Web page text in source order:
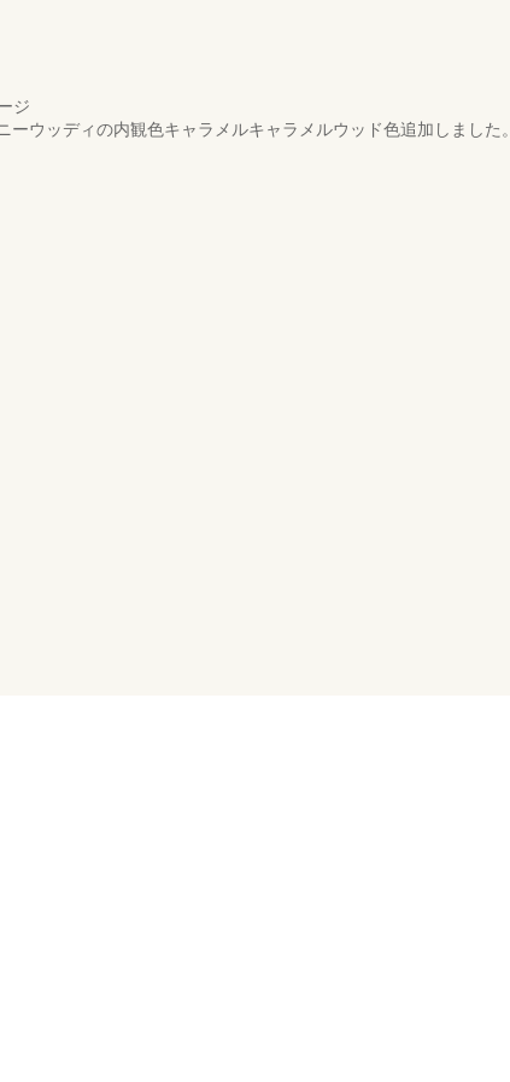
ジ
ウッディの内観色キャラメルキャラメルウッド色追加しました。